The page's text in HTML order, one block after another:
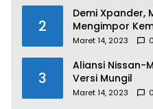
2
Demi Xpander,
Mengimpor
Maret 14, 2023 0
3
Aliansi Nissan-
Versi Mungil
Maret 14, 2023 0